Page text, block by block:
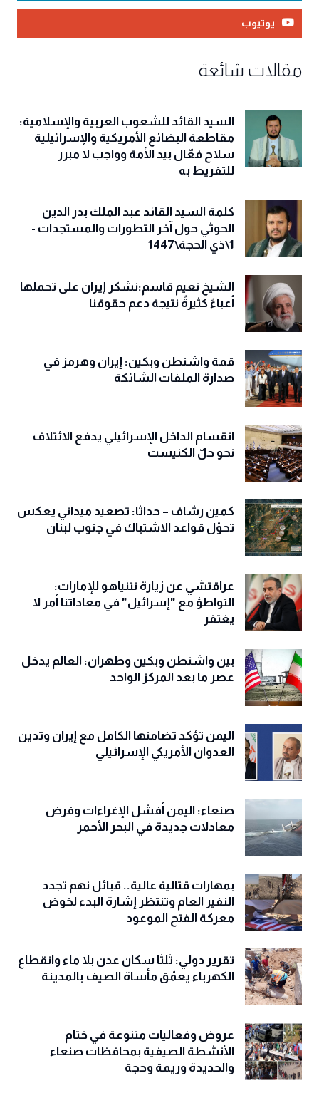
يوتيوب
مقالات شائعة
السيد القائد للشعوب العربية والإسلامية:
مقاطعة البضائع الأمريكية والإسرائيلية
سلاح فعّال بيد الأمة وواجب لا مبرر
للتفريط به
كلمة السيد القائد عبد الملك بدر الدين
الحوثي حول آخر التطورات والمستجدات -
1\ذي الحجة\1447
الشيخ نعيم قاسم:نشكر إيران على تحملها
أعباءً كثيرةً نتيجة دعم حقوقنا
قمة واشنطن وبكين: إيران وهرمز في
صدارة الملفات الشائكة
انقسام الداخل الإسرائيلي يدفع الائتلاف
نحو حلّ الكنيست
كمين رشاف – حداثا: تصعيد ميداني يعكس
تحوّل قواعد الاشتباك في جنوب لبنان
عراقتشي عن زيارة نتنياهو للإمارات:
التواطؤ مع "إسرائيل" في معاداتنا أمر لا
يغتفر
بين واشنطن وبكين وطهران: العالم يدخل
عصر ما بعد المركز الواحد
اليمن تؤكد تضامنها الكامل مع إيران وتدين
العدوان الأمريكي الإسرائيلي
صنعاء: اليمن أفشل الإغراءات وفرض
معادلات جديدة في البحر الأحمر
بمهارات قتالية عالية.. قبائل نهم تجدد
النفير العام وتنتظر إشارة البدء لخوض
معركة الفتح الموعود
تقرير دولي: ثلثا سكان عدن بلا ماء وانقطاع
الكهرباء يعمّق مأساة الصيف بالمدينة
عروض وفعاليات متنوعة في ختام
الأنشطة الصيفية بمحافظات صنعاء
والحديدة وريمة وحجة